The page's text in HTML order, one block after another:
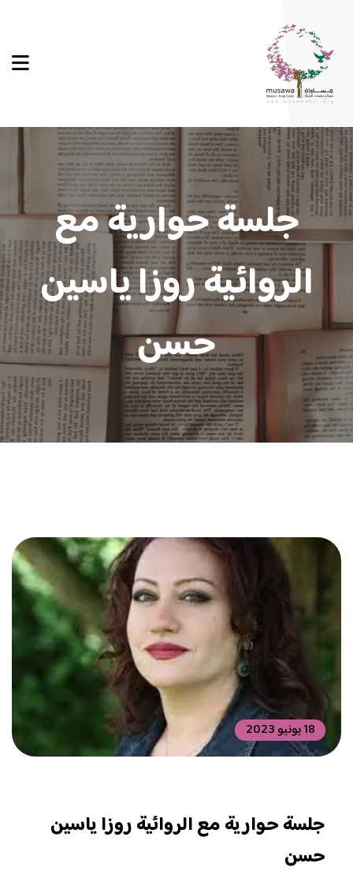
جلسة حوارية مع
الروائية روزا ياسين
حسن
18 يونيو 2023
جلسة حوارية مع الروائية روزا ياسين
حسن